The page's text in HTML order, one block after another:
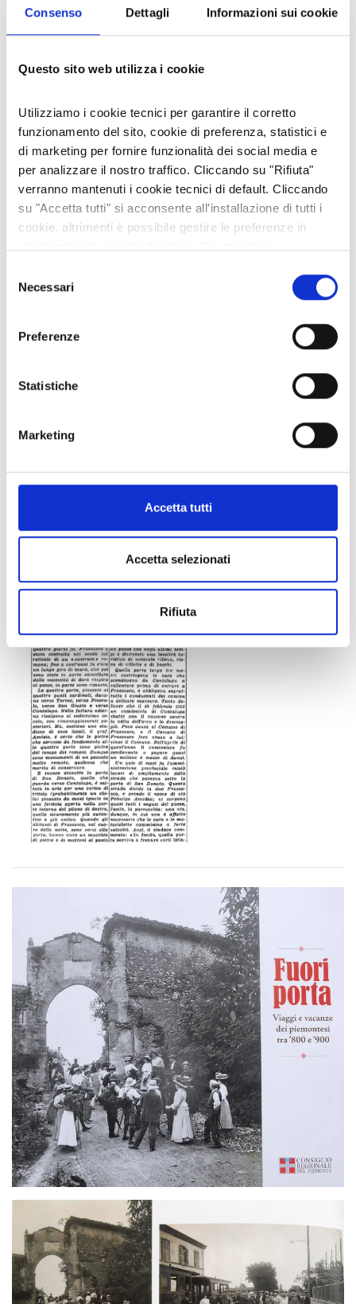
Consenso Dettagli Informazioni sui cookie
Questo sito web utilizza i cookie
Utilizziamo i cookie tecnici per garantire il corretto
funzionamento del sito, cookie di preferenza, statistici e
di marketing per fornire funzionalità dei social media e
per analizzare il nostro traffico. Cliccando su "Rifiuta"
verranno mantenuti i cookie tecnici di default. Cliccando
su "Accetta tutti" si acconsente all'installazione di tutti i
cookie, altrimenti è possibile gestire le preferenze in
delNecessari
Preferenze
Statistiche
Marketing
Accetta tutti
Accetta selezionati
Rifiuta
da un atto vandalico nel luglio del 1965, é stata